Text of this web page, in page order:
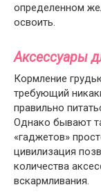
определенном
освоить.
Аксессуары
Кормление
требующий
правильно
Однако бывают
«гаджетов»
цивилизация
количества
вскармливания.